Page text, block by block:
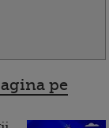
pe